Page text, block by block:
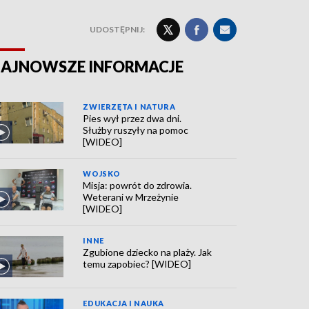
UDOSTĘPNIJ:
INFORMACJE
ZWIERZĘTA I NATURA
Pies wył przez dwa dni.
Służby ruszyły na pomoc
[WIDEO]
WOJSKO
Misja: powrót do zdrowia.
Weterani w Mrzeżynie
[WIDEO]
INNE
Zgubione dziecko na plaży. Jak
temu zapobiec? [WIDEO]
EDUKACJA I NAUKA